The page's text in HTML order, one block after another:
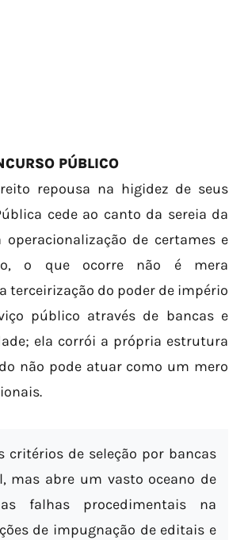
PÚBLICO
repousa na higidez de seus
cede ao canto da sereia da
de certames e
o que ocorre não é mera
terceirização do poder de império
público através de bancas e
ela corrói a própria estrutura
não pode atuar como um mero
critérios de seleção por bancas
mas abre um vasto oceano de
falhas procedimentais na
de impugnação de editais e